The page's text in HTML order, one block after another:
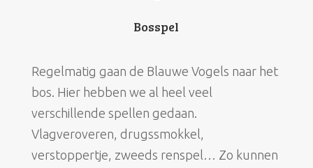
Bosspel
Regelmatig gaan de Blauwe Vogels naar het
bos. Hier hebben we al heel veel
verschillende spellen gedaan.
Vlagveroveren, drugssmokkel,
verstoppertje, zweeds renspel… Zo kunnen